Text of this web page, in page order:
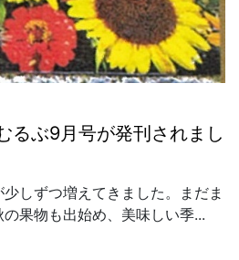
ぶ9月号が発刊されまし
しずつ増えてきました。まだま
果物も出始め、美味しい季...